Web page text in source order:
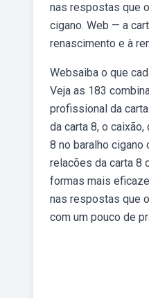
nas respostas que
cigano. Web — a
renascimento e à
Websaiba o que
Veja as 183
profissional da
da carta 8, o
8 no baralho
relacões da carta 8
formas mais
nas respostas que
com um pouco de